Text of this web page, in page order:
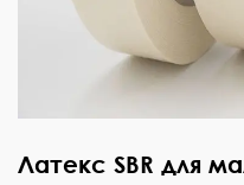
Латекс SBR для